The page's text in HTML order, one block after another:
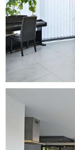
thermodynamique
Les
exposé sont
Annonce